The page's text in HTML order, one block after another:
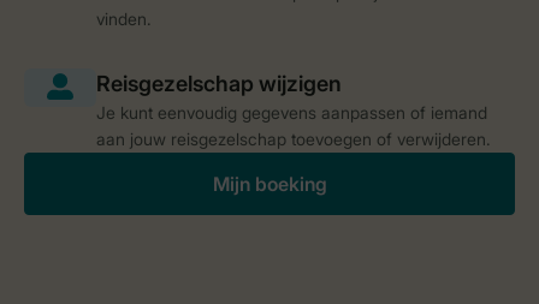
vinden.
Je kunt eenvoudig gegevens aanpassen of iemand
aan jouw reisgezelschap toevoegen of verwijderen.
Mijn boeking